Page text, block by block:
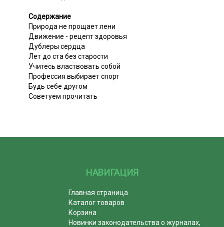
Содержание
Природа не прощает лени
Движение - рецепт здоровья
Дублеры сердца
Лет до ста без старости
Учитесь властвовать собой
Профессия выбирает спорт
Будь себе другом
Советуем прочитать
НАВИГАЦИЯ
Главная страница
Каталог товаров
Корзина
Новинки законодательства о журналах,